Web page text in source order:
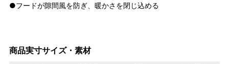
●フードが隙間風を防ぎ、暖かさを閉じ込める
商品実寸サイズ・素材